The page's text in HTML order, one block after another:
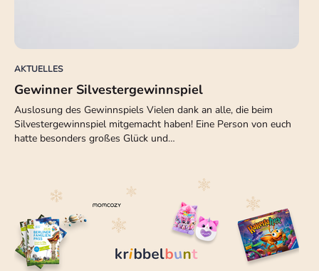
AKTUELLES
Gewinner Silvestergewinnspiel
Auslosung des Gewinnspiels Vielen dank an alle, die beim
Silvestergewinnspiel mitgemacht haben! Eine Person von euch
hatte besonders großes Glück und…